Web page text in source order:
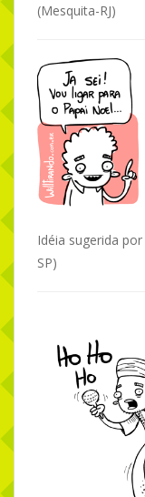
(Mesquita-RJ)
Idéia sugerida por
SP)